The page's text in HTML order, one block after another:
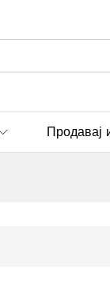
Продавај